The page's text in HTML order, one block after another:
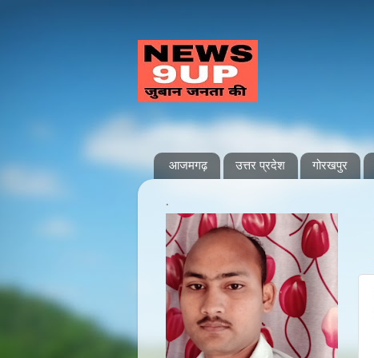
आजमगढ़ उत्तर प्रदेश गोरखपुर
.